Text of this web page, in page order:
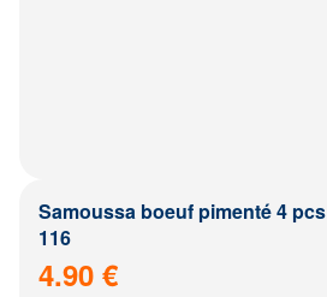
Samoussa boeuf pimenté 4 pcs
116
4.90 €